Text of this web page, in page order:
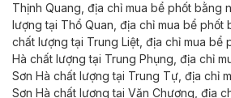
Thịnh Quang, địa chỉ mua bể phốt bằng
lượng tại Thổ Quan, địa chỉ mua bể phốt
chất lượng tại Trung Liệt, địa chỉ mua bể
Hà chất lượng tại Trung Phụng, địa chỉ
Sơn Hà chất lượng tại Trung Tự, địa chỉ
Sơn Hà chất lượng tại Văn Chương, địa